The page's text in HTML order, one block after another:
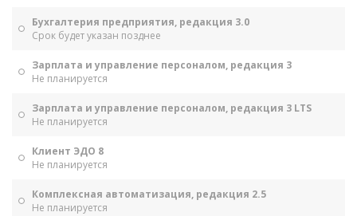
Бухгалтерия предприятия, редакция 3.0
Срок будет указан позднее
Зарплата и управление персоналом, редакция 3
Не планируется
Зарплата и управление персоналом, редакция 3 LTS
Не планируется
Клиент ЭДО 8
Не планируется
Комплексная автоматизация, редакция 2.5
Не планируется